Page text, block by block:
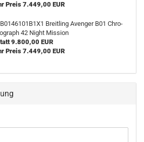
Preis 7.449,00 EUR
Breit­ling Aven­ger B01 Chro­
42 Night Mis­si­on
9.800,00 EUR
Preis 7.449,00 EUR